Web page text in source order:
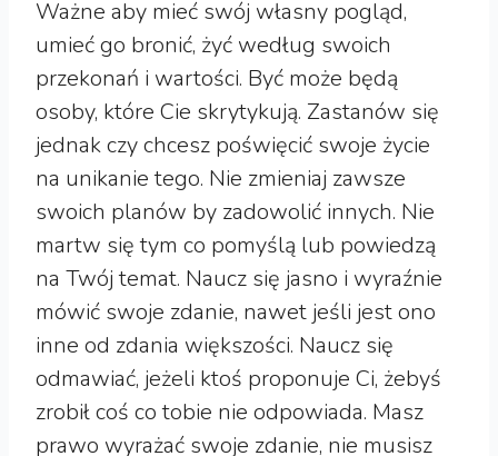
Ważne aby mieć swój własny pogląd,
umieć go bronić, żyć według swoich
przekonań i wartości. Być może będą
osoby, które Cie skrytykują. Zastanów się
jednak czy chcesz poświęcić swoje życie
na unikanie tego. Nie zmieniaj zawsze
swoich planów by zadowolić innych. Nie
martw się tym co pomyślą lub powiedzą
na Twój temat. Naucz się jasno i wyraźnie
mówić swoje zdanie, nawet jeśli jest ono
inne od zdania większości. Naucz się
odmawiać, jeżeli ktoś proponuje Ci, żebyś
zrobił coś co tobie nie odpowiada. Masz
prawo wyrażać swoje zdanie, nie musisz